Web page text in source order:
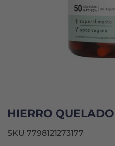
HIERRO
SKU 7798121273177